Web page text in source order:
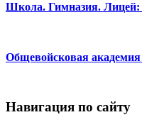
Школа. Гимназия.
Общевойсковая
Навигация по сайту